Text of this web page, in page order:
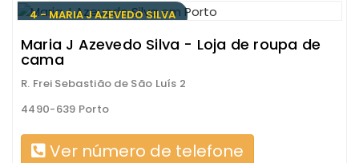
4 - MARIA J AZEVEDO SILVA
Maria J Azevedo Silva - Loja de roupa de
cama
R. Frei Sebastião de São Luís 2
4490-639 Porto
Ver número de telefone